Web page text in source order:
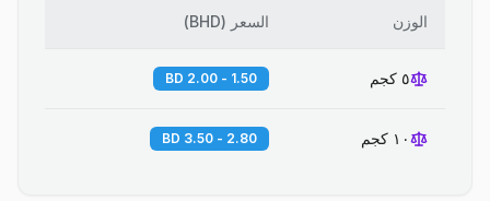
الوزن السعر (
BHD
)
٥ كجم 1.50 - 2.00 BD
١٠ كجم 2.80 - 3.50 BD